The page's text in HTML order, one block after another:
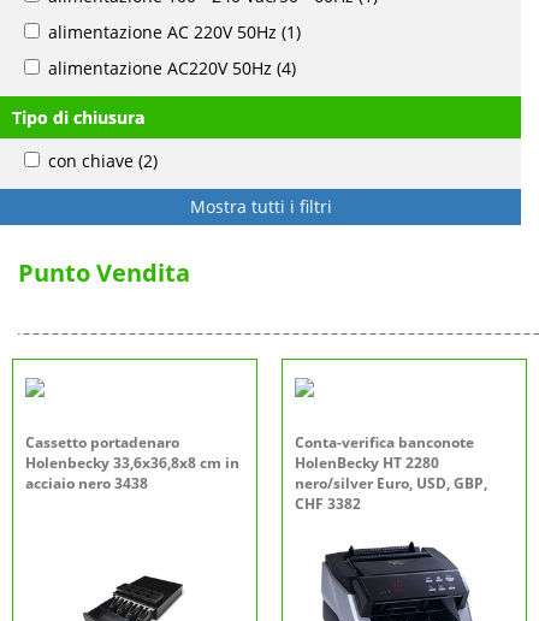
alimentazione AC 220V 50Hz (1)
alimentazione AC220V 50Hz (4)
Tipo di chiusura
con chiave (2)
Mostra tutti i filtri
Punto Vendita
Cassetto portadenaro
Holenbecky 33,6x36,8x8 cm in
acciaio nero 3438
Conta-verifica banconote
HolenBecky HT 2280
nero/silver Euro, USD, GBP,
CHF 3382